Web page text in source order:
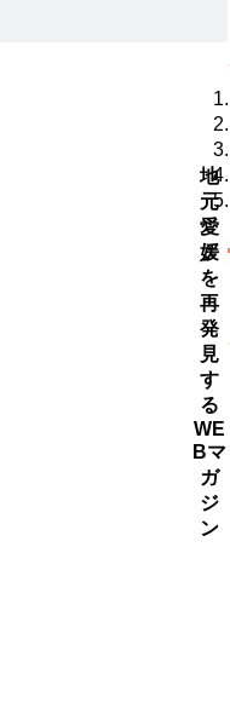
地
元
愛
媛
を
再
発
見
す
る
WE
Bマ
ガ
ジ
ン